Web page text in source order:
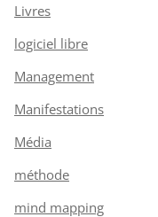
Livres
logiciel libre
Management
Manifestations
Média
méthode
mind mapping